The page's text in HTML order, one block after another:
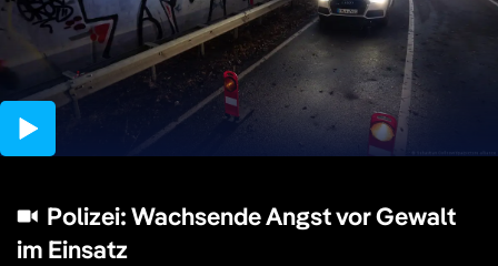
Polizei: Wachsende Angst vor Gewalt
im Einsatz
02:12